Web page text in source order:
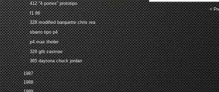
412 "4 portes" prototipo
f1 86
328 modified barquette chris rea
sbarro tipo p4
p4 max theiler
328 gtb zastrow
365 daytona chuck jordan
1987
1988
<